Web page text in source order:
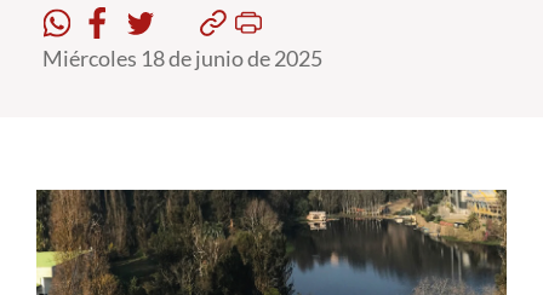
Vinculación con el Medio
Postgrado
Formación Continua
Miércoles 18 de junio de 2025